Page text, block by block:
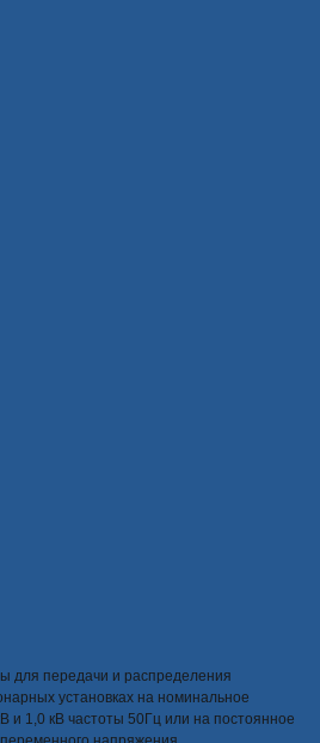
для передачи и распределения
установках на номинальное
и 1,0 кВ частоты 50Гц или на постоянное